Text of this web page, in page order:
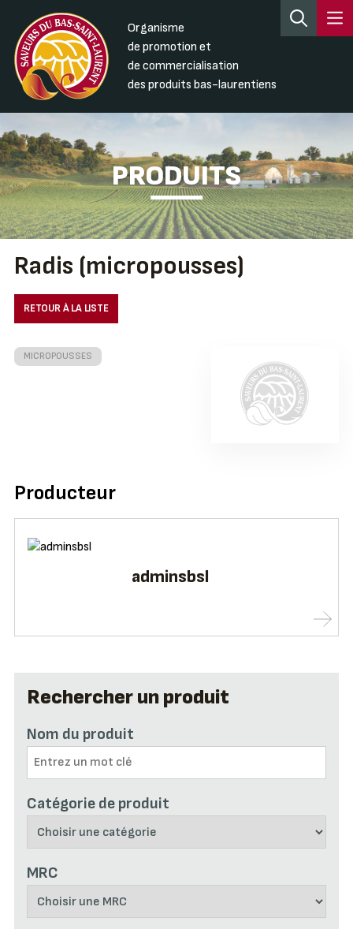
Organisme
de promotion et
de commercialisation
des produits bas-laurentiens
PRODUITS
Rechercher un produit
Nom du produit
Catégorie de produit
MRC
Radis (micropousses)
RETOUR À LA LISTE
MICROPOUSSES
Producteur
adminsbsl